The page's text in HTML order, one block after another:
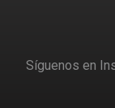
Síguenos en